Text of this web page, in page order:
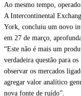
Ao mesmo tempo,
A Intercontinental
York, concluiu um novo
em 27 de março,
“Este não é mais um
verdadeira questão para
observar os mercados
agregar valor analítico
nova fonte de ruído”.